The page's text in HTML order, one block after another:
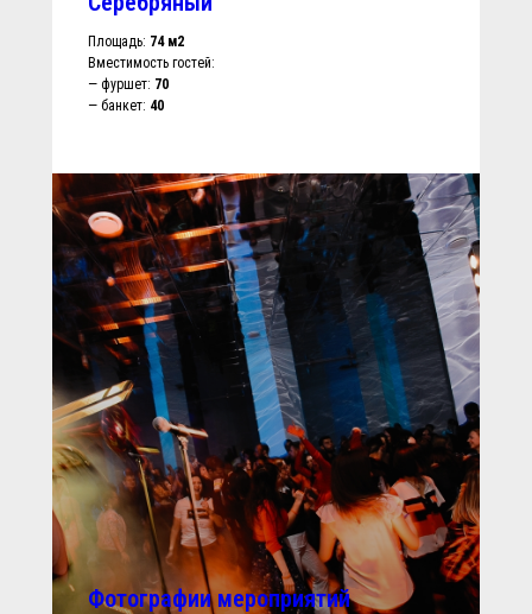
Площадь: 74 м2
Вместимость гостей:
— фуршет: 70
— банкет: 40
Фотографии мероприятий